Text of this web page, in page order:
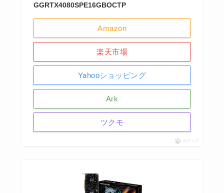
GGRTX4080SPE16GBOCTP
Amazon
楽天市場
Yahooショッピング
Ark
ツクモ
ポチップ